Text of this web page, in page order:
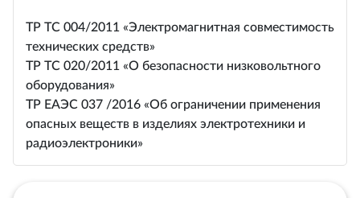
ТР ТС 004/2011 «Электромагнитная совместимость
технических средств»
ТР ТС 020/2011 «О безопасности низковольтного
оборудования»
ТР ЕАЭС 037 /2016 «Об ограничении применения
опасных веществ в изделиях электротехники и
радиоэлектроники»